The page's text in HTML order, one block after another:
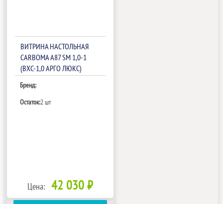
ВИТРИНА НАСТОЛЬНАЯ
CARBOMA A87 SM 1,0-1
(ВХС-1,0 АРГО ЛЮКС)
Бренд:
Остаток:2 шт
Цена: 42 030 ₽